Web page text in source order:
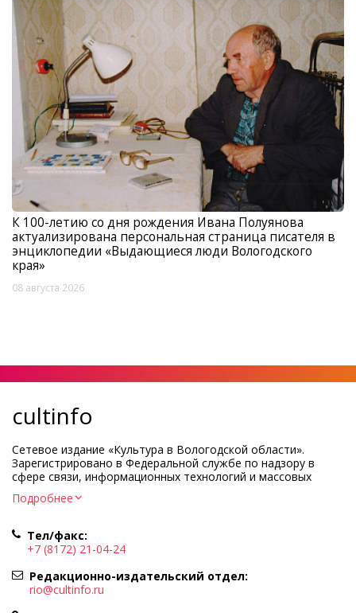
К 100-летию со дня рождения Ивана Полуянова
актуализирована персональная страница писателя в
энциклопедии «Выдающиеся люди Вологодского
края»
08 августа 2026
cultinfo
Сетевое издание «Культура в Вологодской области».
Зарегистрировано в Федеральной службе по надзору в
сфере связи, информационных технологий и массовых
Регистрационный номер и дата принятия решения о
Учредитель КУ ВО «Информационно-аналитический центр
культуры»
Адрес учредителя и редакции: 160000, Вологодская обл., г.
Вологда, ул. Марии Ульяновой, д.10
Главный редактор — Легчанова Елена Григорьевна
Подробнее
Тел/факс:
+7 (8172) 21-04-24
Редакционно-издательский отдел:
rio@cultinfo.ru